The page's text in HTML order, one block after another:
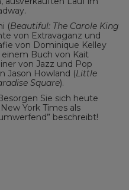
(Beautiful: The Carole King
von Extravaganz und
von Dominique Kelley
einem Buch von Kait
von Jazz und Pop
Jason Howland (Little
Square).
Sie sich heute
York Times als
beschreibt!